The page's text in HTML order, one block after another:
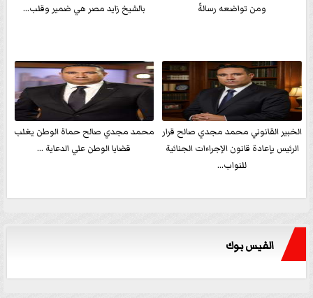
ومن تواضعه رسالةً
بالشيخ زايد مصر هي ضمير وقلب...
الخبير القانوني محمد مجدي صالح قرار
الرئيس بإعادة قانون الإجراءات الجنائية
للنواب...
محمد مجدي صالح حماة الوطن يغلب
قضايا الوطن علي الدعاية ...
الفيس بوك